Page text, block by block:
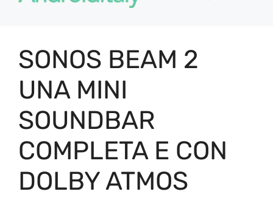
contenuto
SONOS BEAM 2
UNA MINI
SOUNDBAR
COMPLETA E CON
DOLBY ATMOS